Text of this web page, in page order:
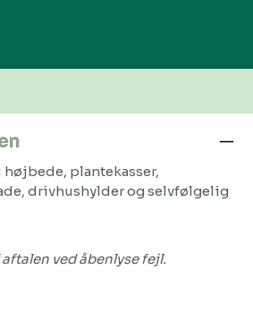
plantekasser,
drivhushylder og selvfølgelig
ved åbenlyse fejl.